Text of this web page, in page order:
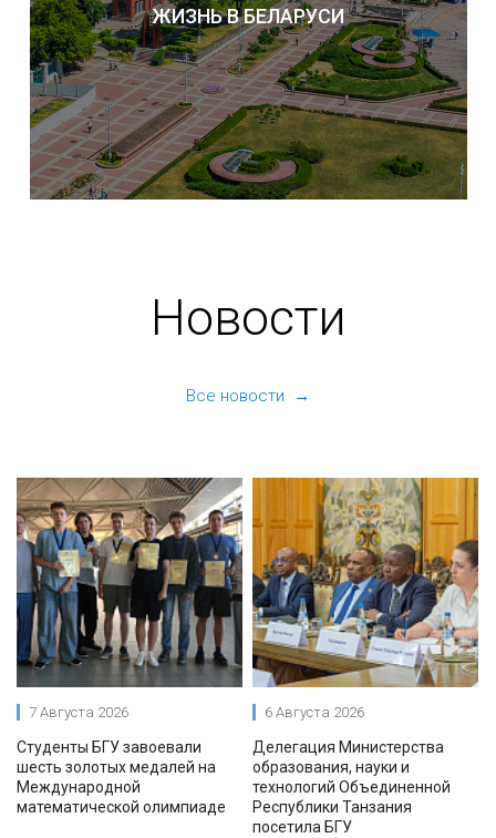
ЖИЗНЬ В БЕЛАРУСИ
Новости
Все новости →
7 Августа 2026
Студенты БГУ завоевали
шесть золотых медалей на
Международной
математической олимпиаде
6 Августа 2026
Делегация Министерства
образования, науки и
технологий Объединенной
Республики Танзания
посетила БГУ